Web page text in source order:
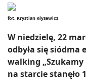
fot. Krystian Kłysewicz
W niedzielę, 22
odbyła się siódma
walking „Szukamy
na starcie stanęło